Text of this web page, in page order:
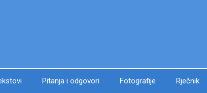
Pitanja i odgovori Fotografije Rječnik